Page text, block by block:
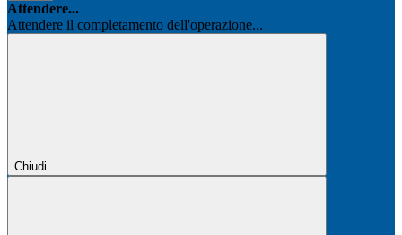
Attendere...
Attendere il completamento dell'operazione...
Chiudi